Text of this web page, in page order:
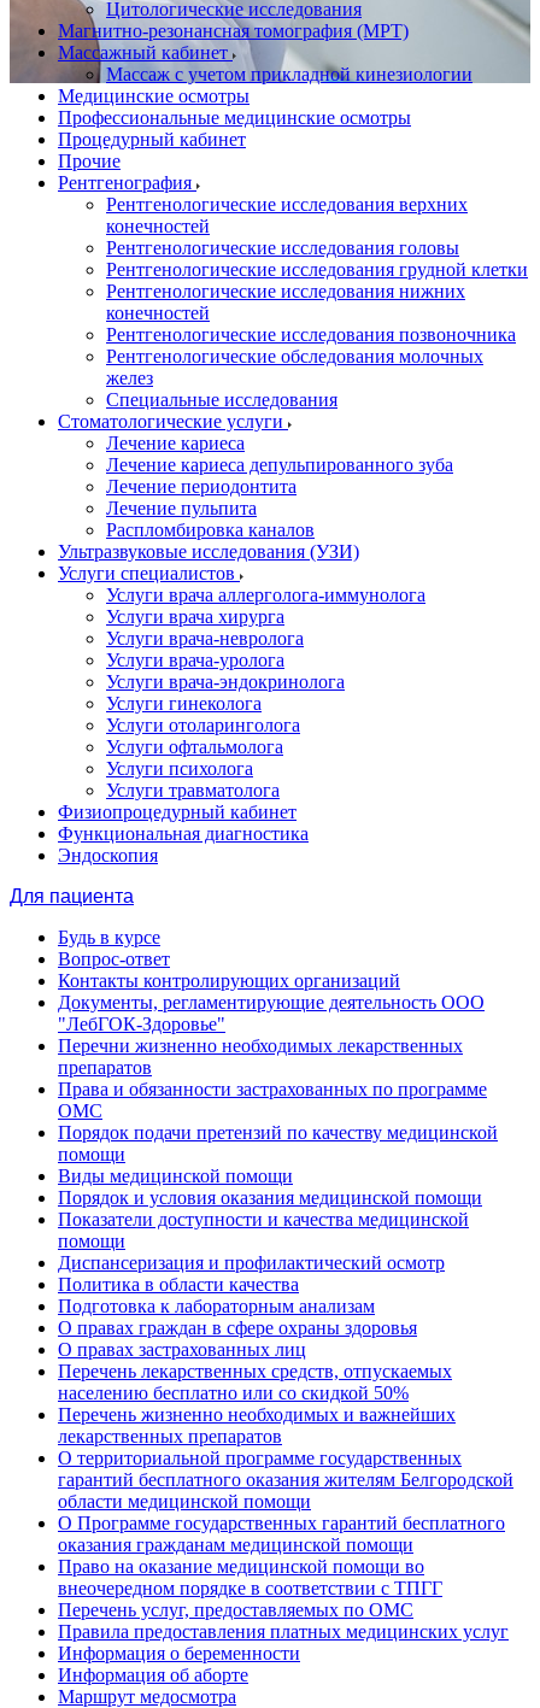
Цитологические исследования
Магнитно-резонансная томография (МРТ)
Массажный кабинет
Массаж с учетом прикладной кинезиологии
Медицинские осмотры
Профессиональные медицинские осмотры
Процедурный кабинет
Прочие
Рентгенография
Рентгенологические исследования верхних
конечностей
Рентгенологические исследования головы
Рентгенологические исследования грудной клетки
Рентгенологические исследования нижних
конечностей
Рентгенологические исследования позвоночника
Рентгенологические обследования молочных
желез
Специальные исследования
Стоматологические услуги
Лечение кариеса
Лечение кариеса депульпированного зуба
Лечение периодонтита
Лечение пульпита
Распломбировка каналов
Ультразвуковые исследования (УЗИ)
Услуги специалистов
Услуги врача аллерголога-иммунолога
Услуги врача хирурга
Услуги врача-невролога
Услуги врача-уролога
Услуги врача-эндокринолога
Услуги гинеколога
Услуги отоларинголога
Услуги офтальмолога
Услуги психолога
Услуги травматолога
Физиопроцедурный кабинет
Функциональная диагностика
Эндоскопия
Для пациента
Будь в курсе
Вопрос-ответ
Контакты контролирующих организаций
Документы, регламентирующие деятельность ООО
"ЛебГОК-Здоровье"
Перечни жизненно необходимых лекарственных
препаратов
Права и обязанности застрахованных по программе
ОМС
Порядок подачи претензий по качеству медицинской
помощи
Виды медицинской помощи
Порядок и условия оказания медицинской помощи
Показатели доступности и качества медицинской
помощи
Диспансеризация и профилактический осмотр
Политика в области качества
Подготовка к лабораторным анализам
О правах граждан в сфере охраны здоровья
О правах застрахованных лиц
Перечень лекарственных средств, отпускаемых
населению бесплатно или со скидкой 50%
Перечень жизненно необходимых и важнейших
лекарственных препаратов
О территориальной программе государственных
гарантий бесплатного оказания жителям Белгородской
области медицинской помощи
О Программе государственных гарантий бесплатного
оказания гражданам медицинской помощи
Право на оказание медицинской помощи во
внеочередном порядке в соответствии с ТПГГ
Перечень услуг, предоставляемых по ОМС
Правила предоставления платных медицинских услуг
Информация о беременности
Информация об аборте
Маршрут медосмотра